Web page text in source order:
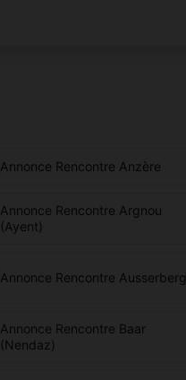
Annonce Rencontre Anzère
Annonce Rencontre Argnou
(Ayent)
Annonce Rencontre Ausserberg
Annonce Rencontre Baar
(Nendaz)